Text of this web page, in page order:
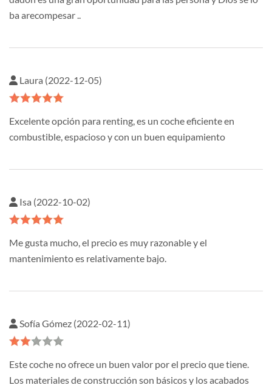
ba arecompesar ..
Laura (2022-12-05)
Excelente opción para renting, es un coche eficiente en
combustible, espacioso y con un buen equipamiento
Isa (2022-10-02)
Me gusta mucho, el precio es muy razonable y el
mantenimiento es relativamente bajo.
Sofía Gómez (2022-02-11)
Este coche no ofrece un buen valor por el precio que tiene.
Los materiales de construcción son básicos y los acabados